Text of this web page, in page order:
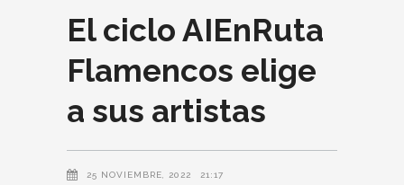
El ciclo AIEnRuta
Flamencos elige
a sus artistas
25 NOVIEMBRE, 2022 21:17